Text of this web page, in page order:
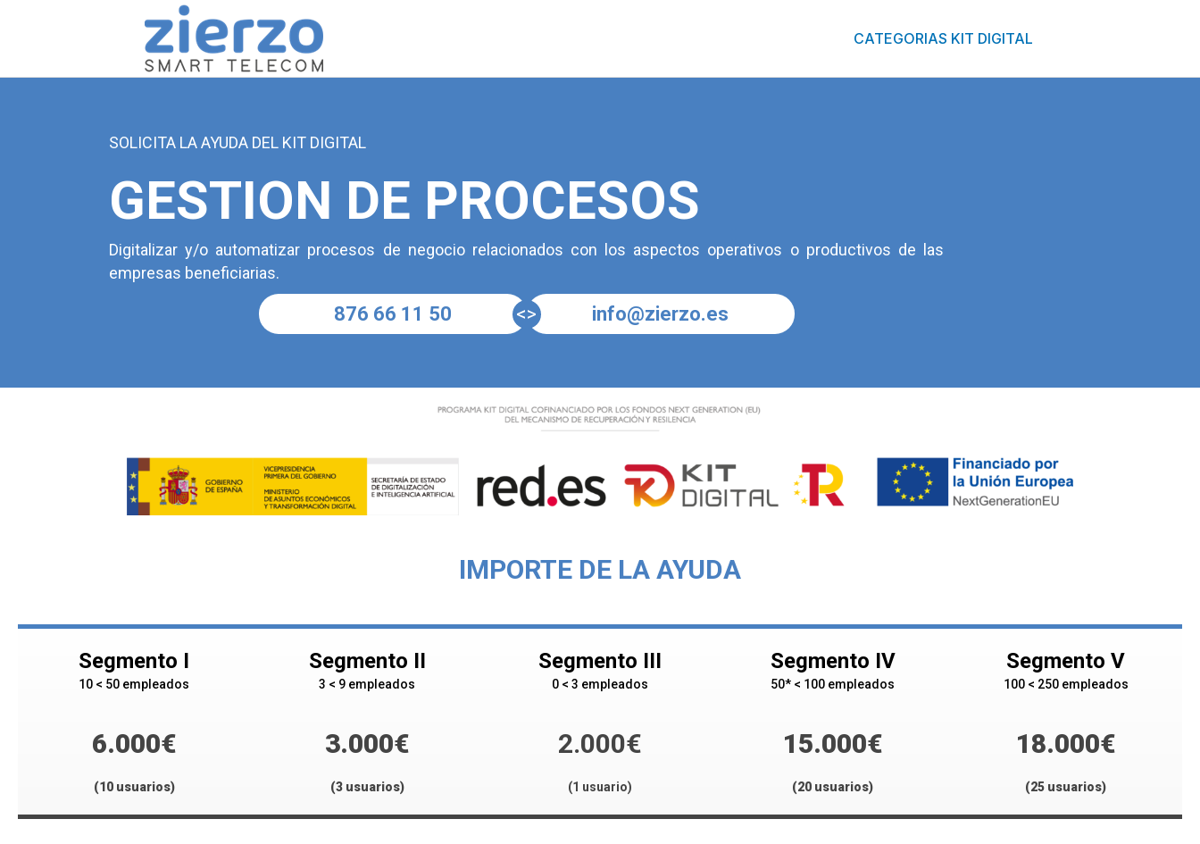
CATEGORIAS KIT DIGITAL
SOLICITA LA AYUDA DEL KIT DIGITAL
GESTION DE PROCESOS
Digitalizar y/o automatizar procesos de negocio relacionados con los aspectos operativos o productivos de las
empresas beneficiarias.
876 66 11 50 <> info@zierzo.es
IMPORTE DE LA AYUDA
Segmento I
10 < 50 empleados
6.000€
(10 usuarios)
Segmento II
3 < 9 empleados
3.000€
(3 usuarios)
Segmento III
0 < 3 empleados
2.000€
(1 usuario)
Segmento IV
50* < 100 empleados
15.000€
(20 usuarios)
Segmento V
100 < 250 empleados
18.000€
(25 usuarios)